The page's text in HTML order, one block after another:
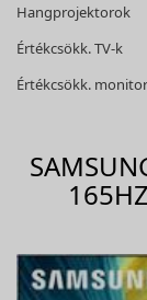
Hangprojektorok
Értékcsökk. TV-k
Értékcsökk.